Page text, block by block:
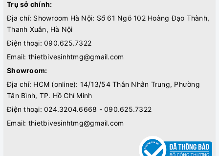
Trụ sở chính:
Địa chỉ: Showroom Hà Nội: Số 61 Ngõ 102 Hoàng Đạo Thành,
Thanh Xuân, Hà Nội
Điện thoại: 090.625.7322
Email: thietbivesinhtmg@gmail.com
Showroom:
Địa chỉ: HCM (online): 14/13/54 Thân Nhân Trung, Phường
Tân Bình, TP. Hồ Chí Minh
Điện thoại: 024.3204.6668 - 090.625.7322
Email: thietbivesinhtmg@gmail.com